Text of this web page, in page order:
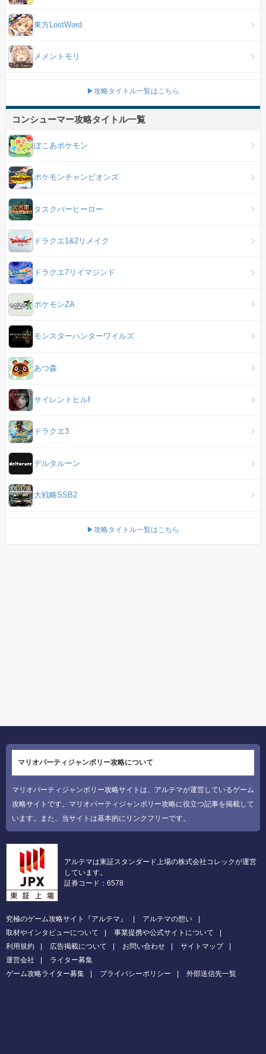
東方LostWord
メメントモリ
▶攻略タイトル一覧はこちら
コンシューマー攻略タイトル一覧
ぽこあポケモン
ポケモンチャンピオンズ
タスクバーヒーロー
ドラクエ1&2リメイク
ドラクエ7リイマジンド
ポケモンZA
モンスターハンターワイルズ
あつ森
サイレントヒルf
ドラクエ3
デルタルーン
大戦略SSB2
▶攻略タイトル一覧はこちら
マリオパーティジャンボリー攻略について
マリオパーティジャンボリー攻略サイトは、アルテマが運営しているゲーム
攻略サイトです。マリオパーティジャンボリー攻略に役立つ記事を掲載して
います。また、当サイトは基本的にリンクフリーです。
アルテマは東証スタンダード上場の株式会社コレックが運営
しています。
証券コード：6578
究極のゲーム攻略サイト『アルテマ』
アルテマの想い
取材やインタビューについて
事業提携や公式サイトについて
利用規約
広告掲載について お問い合わせ
サイトマップ
運営会社
ライター募集
ゲーム攻略ライター募集
プライバシーポリシー 外部送信先一覧